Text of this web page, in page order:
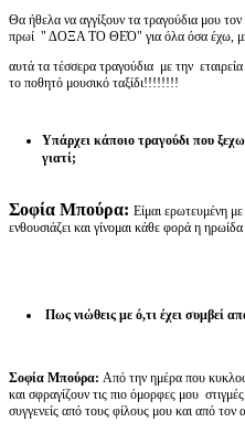
Θα ήθελα να αγγίξουν τα τραγούδια μου
πρωί " ΔΟΞΑ ΤΟ ΘΕΌ" για όλα όσα έχω,
αυτά τα τέσσερα τραγούδια με την
το ποθητό μουσικό ταξίδι!!!!!!!!
Υπάρχει κάποιο τραγούδι που
γιατί;
Σοφία Μπούρα: Είμαι ερωτευμένη
ενθουσιάζει και γίνομαι κάθε φορά η
Πως νιώθεις με ό,τι έχει συμβεί
Σοφία Μπούρα: Από την ημέρα που
και σφραγίζουν τις πιο όμορφες μου
συγγενείς από τους φίλους μου και από